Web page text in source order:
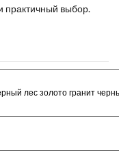
практичный выбор.
лес золото гранит